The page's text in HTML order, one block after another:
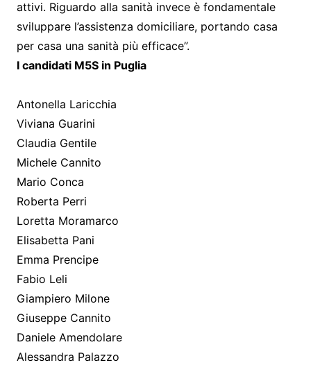
attivi. Riguardo alla sanità invece è fondamentale
sviluppare l’assistenza domiciliare, portando casa
per casa una sanità più efficace”.
I candidati M5S in Puglia
Antonella Laricchia
Viviana Guarini
Claudia Gentile
Michele Cannito
Mario Conca
Roberta Perri
Loretta Moramarco
Elisabetta Pani
Emma Prencipe
Fabio Leli
Giampiero Milone
Giuseppe Cannito
Daniele Amendolare
Alessandra Palazzo